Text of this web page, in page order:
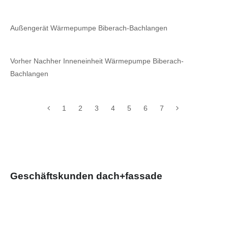
Außengerät Wärmepumpe Biberach-Bachlangen
Vorher Nachher Inneneinheit Wärmepumpe Biberach-
Bachlangen
1 2 3 4 5 6 7
Geschäftskunden dach+fassade